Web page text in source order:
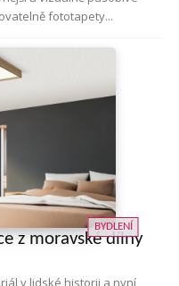
fototapety...
BYDLENÍ
z moravské dílny
v lidské historii a nyní